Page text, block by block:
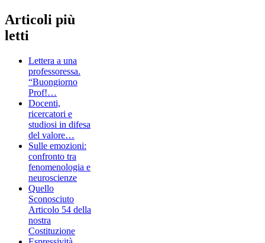
Articoli più
letti
Lettera a una
professoressa.
“Buongiorno
Prof!…
Docenti,
ricercatori e
studiosi in difesa
del valore…
Sulle emozioni:
confronto tra
fenomenologia e
neuroscienze
Quello
Sconosciuto
Articolo 54 della
nostra
Costituzione